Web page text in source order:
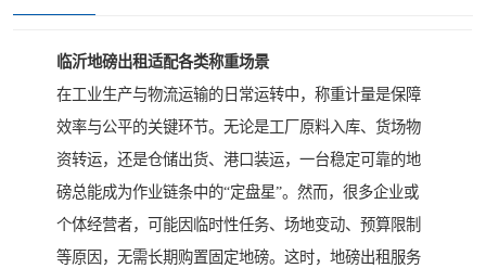
临沂地磅出租适配各类称重场景
在工业生产与物流运输的日常运转中，称重计量是保障
效率与公平的关键环节。无论是工厂原料入库、货场物
资转运，还是仓储出货、港口装运，一台稳定可靠的地
磅总能成为作业链条中的“定盘星”。然而，很多企业或
个体经营者，可能因临时性任务、场地变动、预算限制
等原因，无需长期购置固定地磅。这时，地磅出租服务